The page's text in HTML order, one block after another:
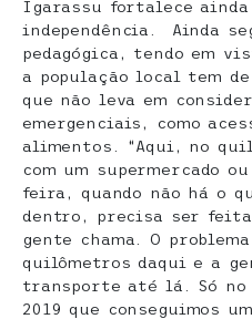
Igarassu fortalece ainda
independência. Ainda
pedagógica, tendo em
a população local tem
que não leva em
emergenciais, como
alimentos. “Aqui, no
com um supermercado
feira, quando não há o
dentro, precisa ser feita
gente chama. O
quilômetros daqui e a
transporte até lá. Só no
2019 que conseguimos